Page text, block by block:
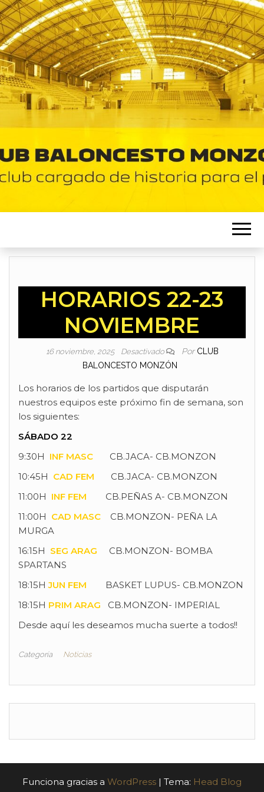
HORARIOS 22-23
NOVIEMBRE
16 noviembre, 2025 Desactivado Por CLUB
BALONCESTO MONZÓN
Los horarios de los partidos que disputarán
nuestros equipos este próximo fin de semana, son
los siguientes:
SÁBADO 22
9:30H INF MASC
CB.JACA- CB.MONZON
10:45H CAD FEM
CB.JACA- CB.MONZON
11:00H INF FEM
CB.PEÑAS A- CB.MONZON
11:00H CAD MASC CB.MONZON- PEÑA LA
MURGA
16:15H SEG ARAG CB.MONZON- BOMBA
SPARTANS
18:15H JUN FEM
BASKET LUPUS- CB.MONZON
18:15H PRIM ARAG
CB.MONZON- IMPERIAL
Desde aquí les deseamos mucha suerte a todos!!
Categoría Noticias
Funciona gracias a WordPress | Tema: Head Blog